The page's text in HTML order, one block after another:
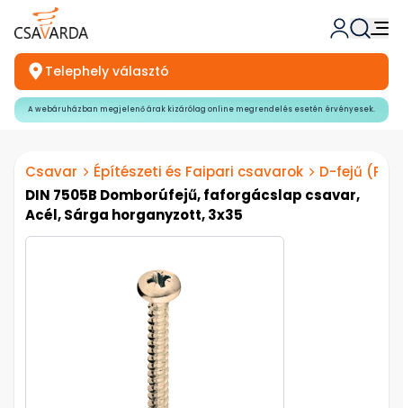
Telephely választó
A webáruházban megjelenő árak kizárólag online megrendelés esetén érvényesek.
Csavar Építészeti és Faipari csavarok
D-fejű
DIN 7505B Domborúfejű, faforgácslap csavar,
Acél, Sárga horganyzott, 3x35